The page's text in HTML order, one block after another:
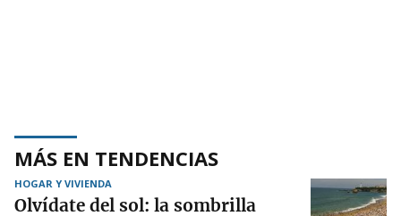
MÁS EN TENDENCIAS
HOGAR Y VIVIENDA
Olvídate del sol: la sombrilla